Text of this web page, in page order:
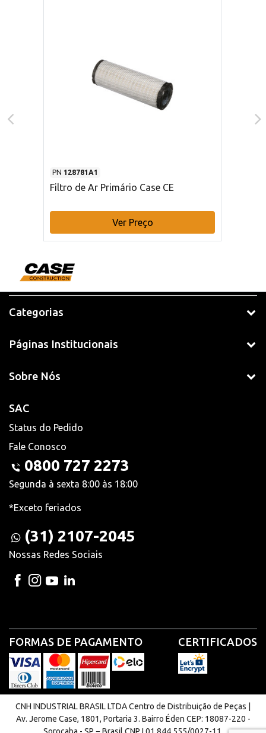
PN 128781A1
Filtro de Ar Primário Case CE
Ver Preço
Categorias
Páginas Institucionais
Sobre Nós
SAC
Status do Pedido
Fale Conosco
0800 727 2273
Segunda à sexta 8:00 às 18:00
*Exceto feriados
(31) 2107-2045
Nossas Redes Sociais
FORMAS DE PAGAMENTO CERTIFICADOS
CNH INDUSTRIAL BRASIL LTDA Centro de Distribuição de Peças |
Av. Jerome Case, 1801, Portaria 3. Bairro Éden CEP: 18087-220 -